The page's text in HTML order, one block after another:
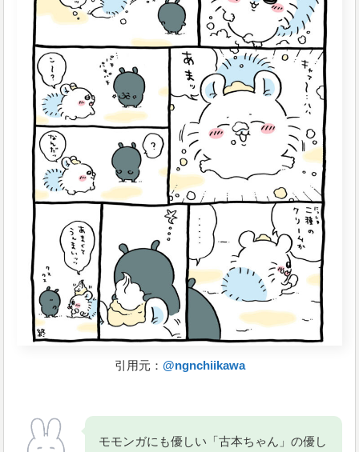
引用元： @ngnchiikawa
モモンガにも優しい「古本ちゃん」の優し